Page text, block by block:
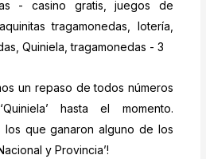
un repaso de todos números
hasta el momento.
los que ganaron alguno de los
y Provincia’!